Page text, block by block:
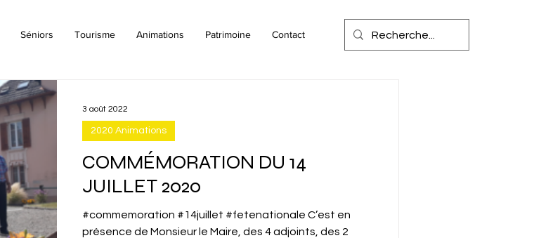
Séniors Tourisme Animations Patrimoine Contact
COMMÉMORATION DU 14
JUILLET 2020
#commemoration #14juillet #fetenationale C’est en
présence de Monsieur le Maire, des 4 adjoints, des 2
2020 Animations
3 août 2022